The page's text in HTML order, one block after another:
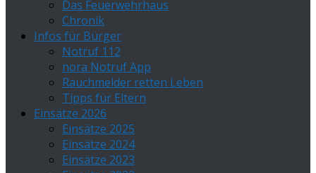
Das Feuerwehrhaus
Chronik
Infos für Bürger
Notruf 112
nora Notruf App
Rauchmelder retten Leben
Tipps für Eltern
Einsätze 2026
Einsätze 2025
Einsätze 2024
Einsätze 2023